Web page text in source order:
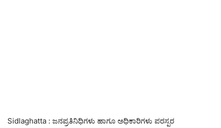
Sidlaghatta : ಜನಪ್ರತಿನಿಧಿಗಳು ಹಾಗೂ ಅಧಿಕಾರಿಗಳು ಪರಸ್ಪರ